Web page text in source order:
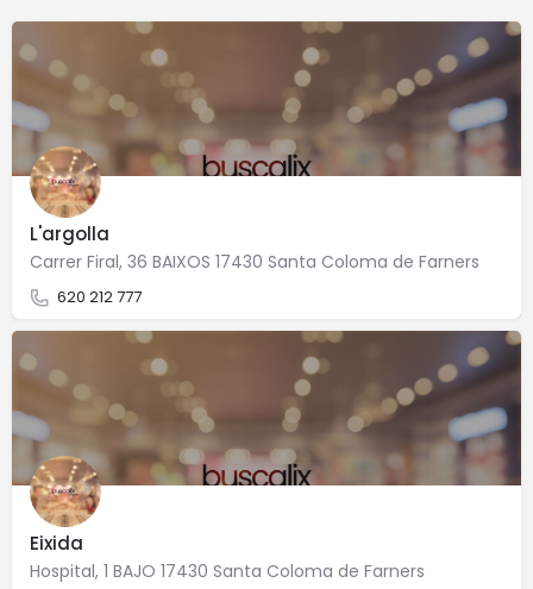
L'argolla
Carrer Firal, 36 BAIXOS 17430 Santa Coloma de Farners
620 212 777
Eixida
Hospital, 1 BAJO 17430 Santa Coloma de Farners